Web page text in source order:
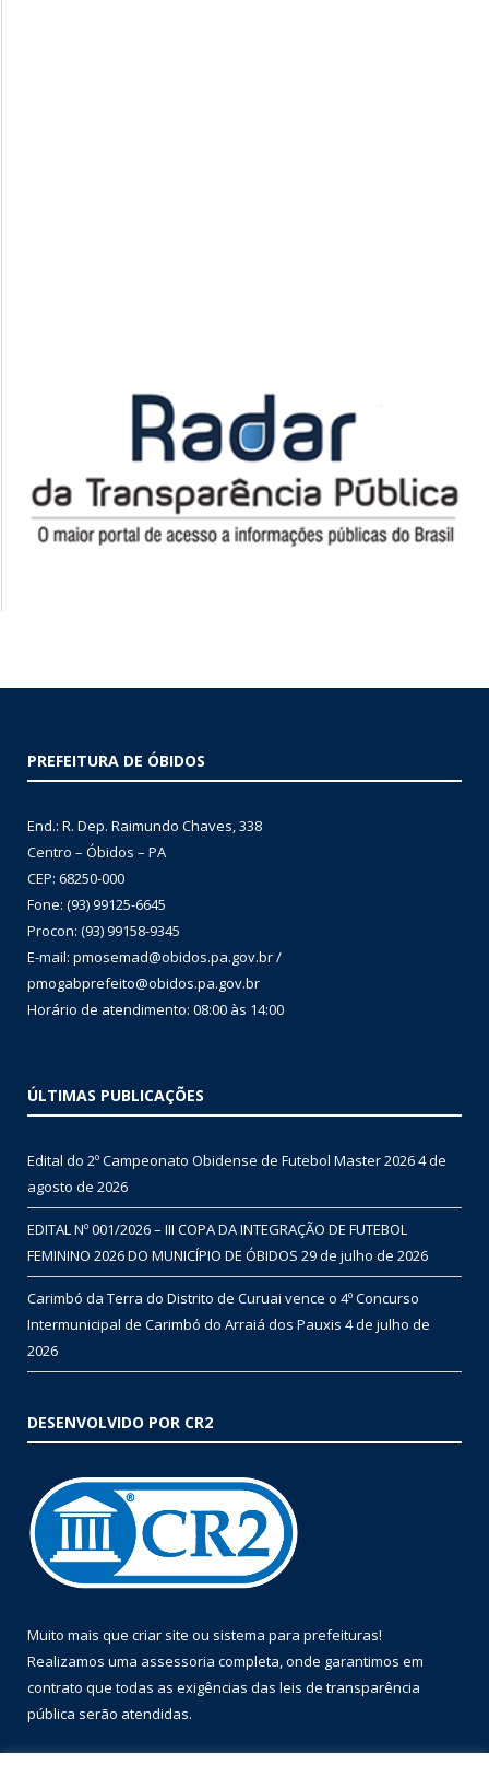
PREFEITURA DE ÓBIDOS
End.: R. Dep. Raimundo Chaves, 338
Centro – Óbidos – PA
CEP: 68250-000
Fone: (93) 99125-6645
Procon: (93) 99158-9345
E-mail: pmosemad@obidos.pa.gov.br /
pmogabprefeito@obidos.pa.gov.br
Horário de atendimento: 08:00 às 14:00
ÚLTIMAS PUBLICAÇÕES
Edital do 2º Campeonato Obidense de Futebol Master 20264 de
agosto de 2026
EDITAL Nº 001/2026 – III COPA DA INTEGRAÇÃO DE FUTEBOL
FEMININO 2026 DO MUNICÍPIO DE ÓBIDOS 29 de julho de 2026
Carimbó da Terra do Distrito de Curuai vence o 4º Concurso
Intermunicipal de Carimbó do Arraiá dos Pauxis 4 de julho de
2026
DESENVOLVIDO POR CR2
Muito mais que criar site ou sistema para prefeituras!
Realizamos uma assessoria completa, onde garantimos em
contrato que todas as exigências das leis de transparência
pública serão atendidas.